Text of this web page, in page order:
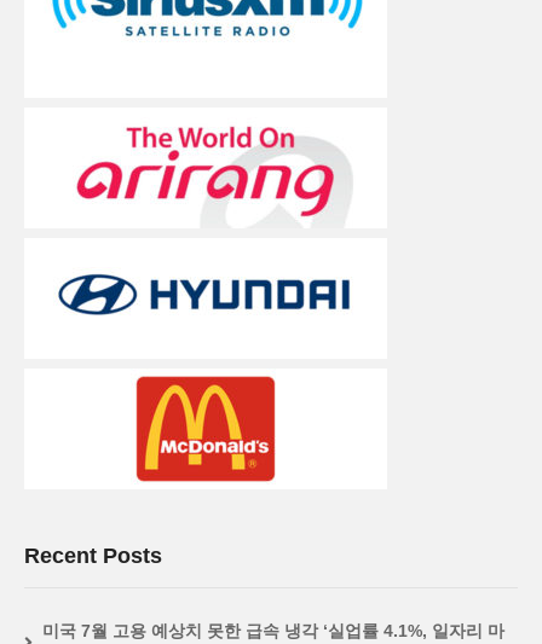
Recent Posts
미국 7월 고용 예상치 못한 급속 냉각 ‘실업률 4.1%, 일자리 마